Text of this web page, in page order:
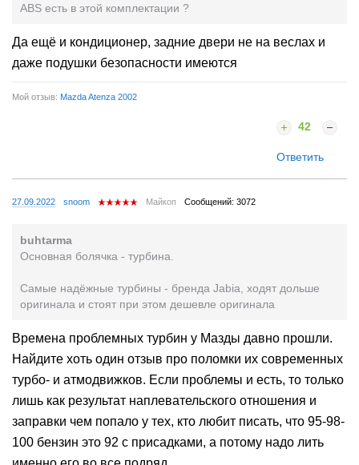
ABS есть в этой комплектации ?
Да ещё и кондиционер, задние двери не на веслах и
даже подушки безопасности имеются
Мой отзыв: Mazda Atenza 2002
42
Ответить
27.09.2022 snoom Майкоп Сообщений: 3072
buhtarma
Основная болячка - турбина.
Самые надёжные турбины - бренда Jabia, ходят дольше
оригинала и стоят при этом дешевле оригинала
Времена проблемных турбин у Мазды давно прошли.
Найдите хоть один отзыв про поломки их современных
турбо- и атмодвижков. Если проблемы и есть, то только
лишь как результат наплевательского отношения и
заправки чем попало у тех, кто любит писать, что 95-98-
100 бензин это 92 с присадками, а потому надо лить